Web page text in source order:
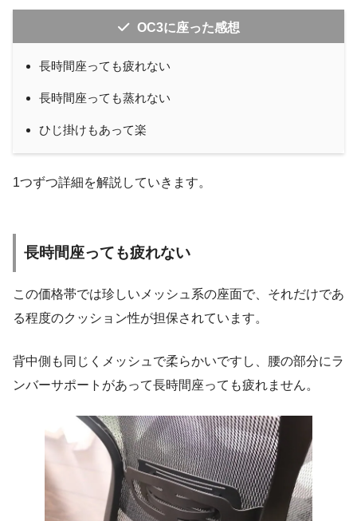
OC3に座った感想
長時間座っても疲れない
長時間座っても蒸れない
ひじ掛けもあって楽
1つずつ詳細を解説していきます。
長時間座っても疲れない
この価格帯では珍しいメッシュ系の座面で、それだけであ
る程度のクッション性が担保されています。
背中側も同じくメッシュで柔らかいですし、腰の部分にラ
ンバーサポートがあって長時間座っても疲れません。